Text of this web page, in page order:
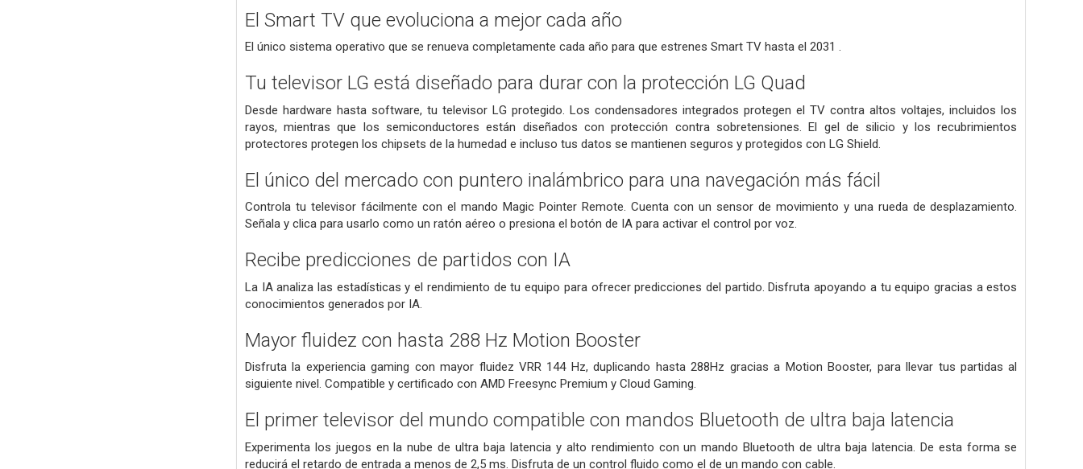
El Smart TV que evoluciona a mejor cada año
El único sistema operativo que se renueva completamente cada año para que estrenes Smart TV hasta el 2031 .
Tu televisor LG está diseñado para durar con la protección LG Quad
Desde hardware hasta software, tu televisor LG protegido. Los condensadores integrados protegen el TV contra altos voltajes, incluidos los
rayos, mientras que los semiconductores están diseñados con protección contra sobretensiones. El gel de silicio y los recubrimientos
protectores protegen los chipsets de la humedad e incluso tus datos se mantienen seguros y protegidos con LG Shield.
El único del mercado con puntero inalámbrico para una navegación más fácil
Controla tu televisor fácilmente con el mando Magic Pointer Remote. Cuenta con un sensor de movimiento y una rueda de desplazamiento.
Señala y clica para usarlo como un ratón aéreo o presiona el botón de IA para activar el control por voz.
Recibe predicciones de partidos con IA
La IA analiza las estadísticas y el rendimiento de tu equipo para ofrecer predicciones del partido. Disfruta apoyando a tu equipo gracias a estos
conocimientos generados por IA.
Mayor fluidez con hasta 288 Hz Motion Booster
Disfruta la experiencia gaming con mayor fluidez VRR 144 Hz, duplicando hasta 288Hz gracias a Motion Booster, para llevar tus partidas al
siguiente nivel. Compatible y certificado con AMD Freesync Premium y Cloud Gaming.
El primer televisor del mundo compatible con mandos Bluetooth de ultra baja latencia
Experimenta los juegos en la nube de ultra baja latencia y alto rendimiento con un mando Bluetooth de ultra baja latencia. De esta forma se
reducirá el retardo de entrada a menos de 2,5 ms. Disfruta de un control fluido como el de un mando con cable.